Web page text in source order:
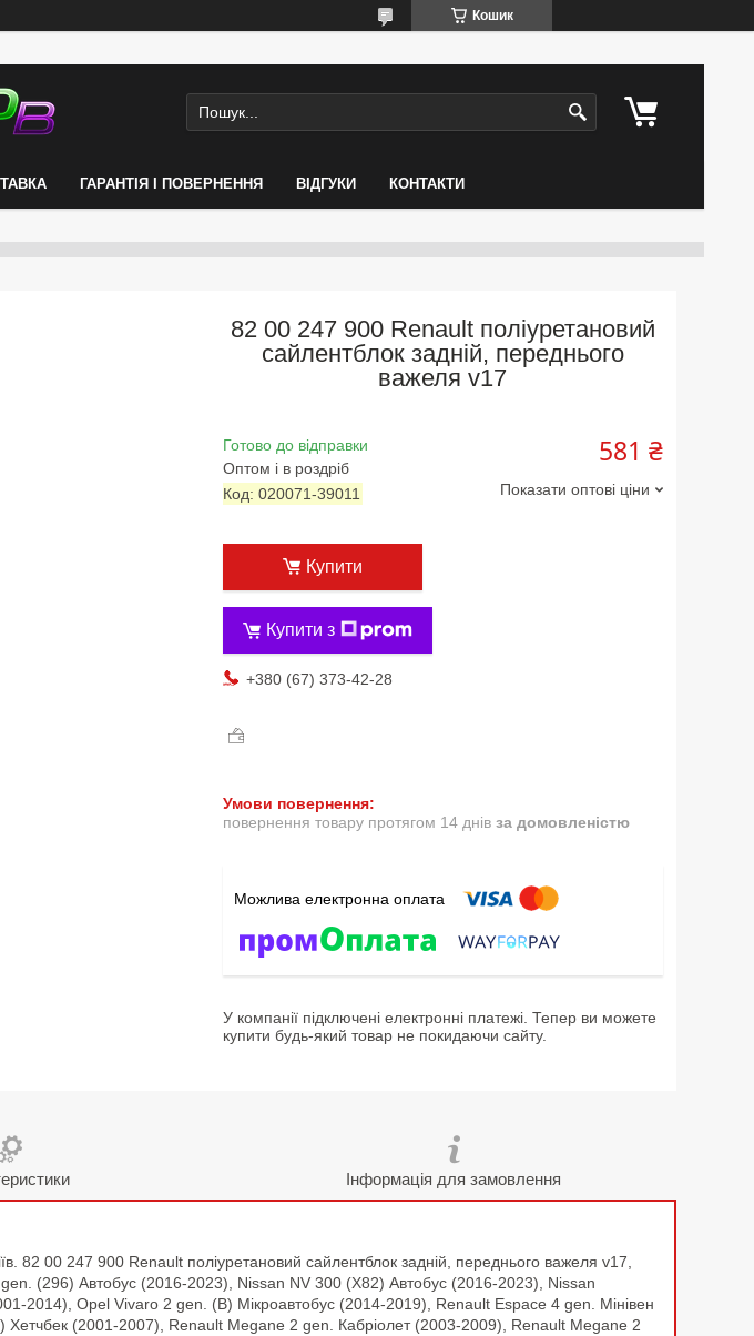
Кошик
ГАРАНТІЯ І ПОВЕРНЕННЯ ВІДГУКИ КОНТАКТИ
82 00 247 900 Renault поліуретановий
сайлентблок задній, переднього
важеля v17
Готово до відправки
Оптом і в роздріб
Код: 020071-39011
581 ₴
Показати оптові ціни
Купити
Купити з
+380 (67) 373-42-28
повернення товару протягом 14 днів за домовленістю
У компанії підключені електронні платежі. Тепер ви можете
купити будь-який товар не покидаючи сайту.
Інформація для замовлення
82 00 247 900 Renault поліуретановий сайлентблок задній, переднього важеля v17,
(296) Автобус (2016-2023), Nissan NV 300 (X82) Автобус (2016-2023), Nissan
2014), Opel Vivaro 2 gen. (B) Мікроавтобус (2014-2019), Renault Espace 4 gen. Мінівен
(2001-2007), Renault Megane 2 gen. Кабріолет (2003-2009), Renault Megane 2